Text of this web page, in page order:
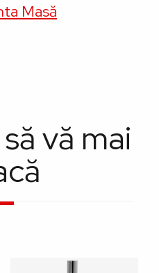
Masă
vă mai